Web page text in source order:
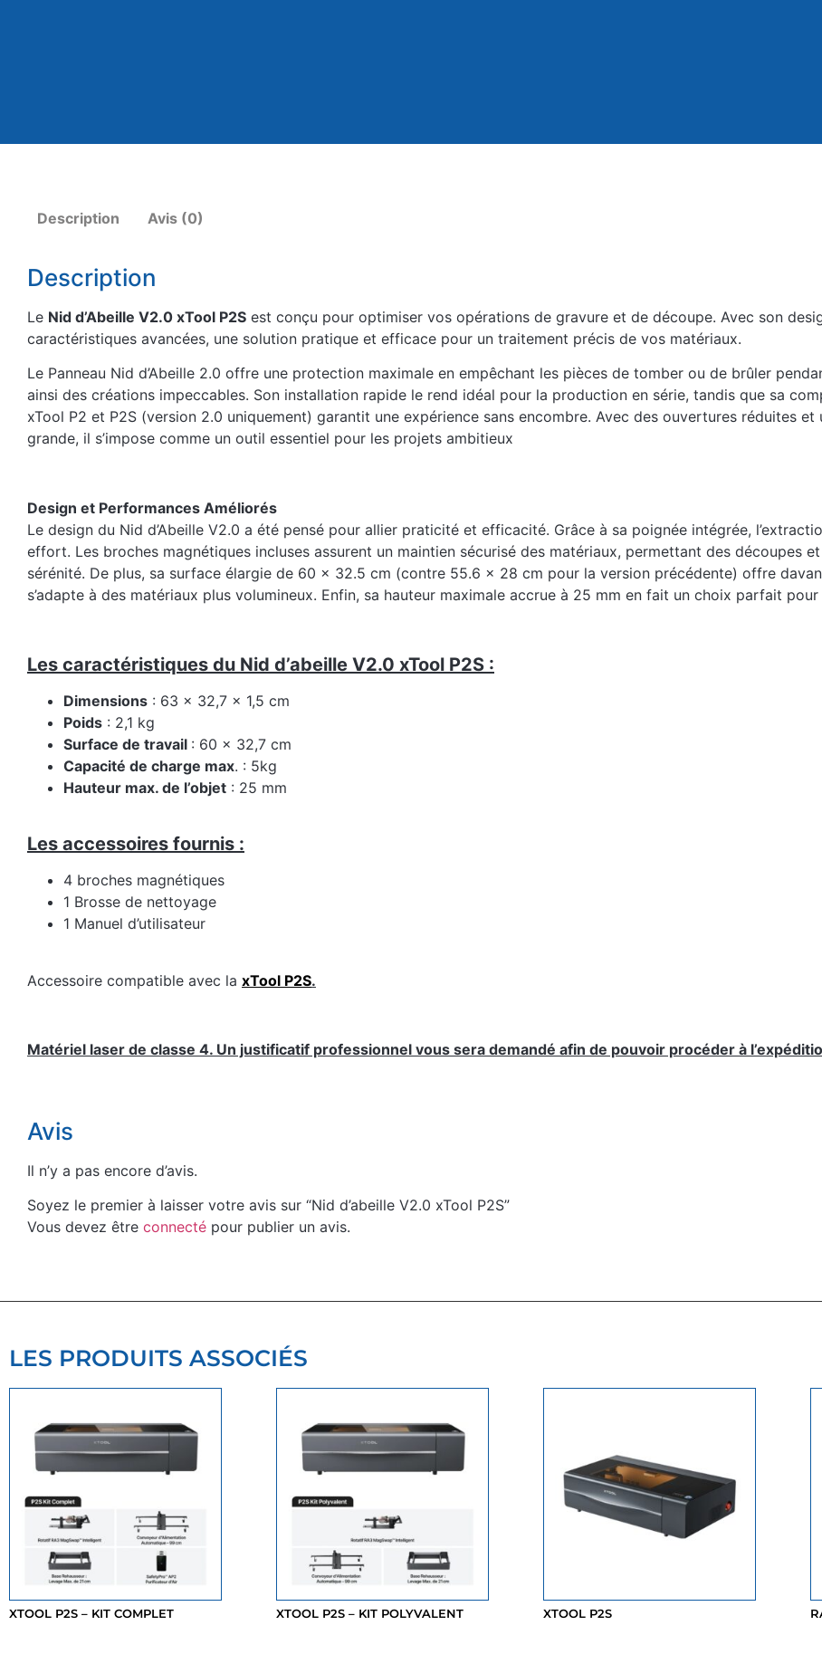
Description Avis (0)
Description
Le Nid d’Abeille V2.0 xTool P2S est conçu pour optimiser vos opérations de gravure et de découpe. Avec son
caractéristiques avancées, une solution pratique et efficace pour un traitement précis de vos matériaux.
Le Panneau Nid d’Abeille 2.0 offre une protection maximale en empêchant les pièces de tomber ou de brûler
ainsi des créations impeccables. Son installation rapide le rend idéal pour la production en série, tandis que sa
xTool P2 et P2S (version 2.0 uniquement) garantit une expérience sans encombre. Avec des ouvertures réduites
grande, il s’impose comme un outil essentiel pour les projets ambitieux
Design et Performances Améliorés
Le design du Nid d’Abeille V2.0 a été pensé pour allier praticité et efficacité. Grâce à sa poignée intégrée,
effort. Les broches magnétiques incluses assurent un maintien sécurisé des matériaux, permettant des découpes
sérénité. De plus, sa surface élargie de 60 x 32.5 cm (contre 55.6 x 28 cm pour la version précédente) offre
s’adapte à des matériaux plus volumineux. Enfin, sa hauteur maximale accrue à 25 mm en fait un choix parfait
Les caractéristiques du Nid d’abeille V2.0 xTool P2S :
Dimensions : 63 x 32,7 x 1,5 cm
Poids : 2,1 kg
Surface de travail : 60 x 32,7 cm
Capacité de charge max. : 5kg
Hauteur max. de l’objet : 25 mm
Les accessoires fournis :
4 broches magnétiques
1 Brosse de nettoyage
1 Manuel d’utilisateur
Accessoire compatible avec la xTool P2S.
Matériel laser de classe 4. Un justificatif professionnel vous sera demandé afin de pouvoir procéder à
Avis
Il n’y a pas encore d’avis.
Soyez le premier à laisser votre avis sur “Nid d’abeille V2.0 xTool P2S”
Vous devez être connecté pour publier un avis.
LES PRODUITS ASSOCIÉS
XTOOL P2S – KIT COMPLET XTOOL P2S – KIT POLYVALENT XTOOL P2S